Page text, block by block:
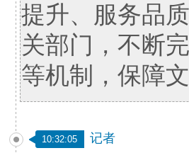
提升、服务品
关部门，不断
等机制，保障
10:32:05 记者